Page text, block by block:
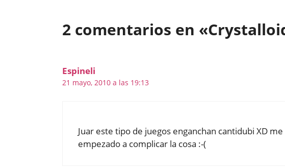
2 comentarios en
Espineli
21 mayo, 2010 a las 19:13
Juar este tipo de juegos enganchan cantidubi XD
empezado a complicar la cosa :-(